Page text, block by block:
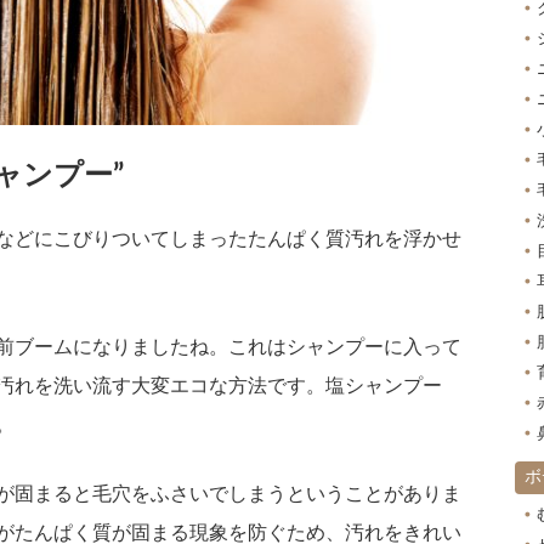
ンプー”
どにこびりついてしまったたんぱく質汚れを浮かせ
ブームになりましたね。これはシャンプーに入って
れを洗い流す大変エコな方法です。塩シャンプー
固まると毛穴をふさいでしまうということがありま
たんぱく質が固まる現象を防ぐため、汚れをきれい